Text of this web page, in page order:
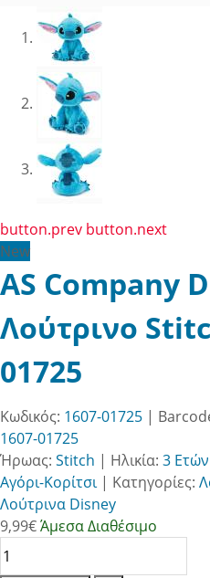
button.prev button.next
New
AS Company
Λούτρινο
01725
Κωδικός: 1607-01725 |
1607-01725
Ήρωας: Stitch | Ηλικία: 3
Αγόρι-Κορίτσι| Κατηγορίες:
Λούτρινα Disney
9,99€Άμεσα Διαθέσιμο